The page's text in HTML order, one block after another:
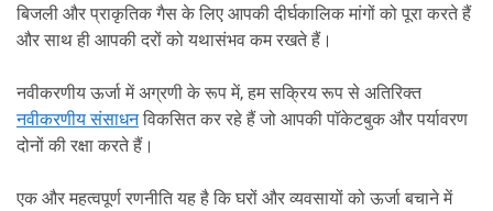
बिजली और प्राकृतिक गैस के लिए आपकी दीर्घकालिक मांगों को पूरा करते हैं
और साथ ही आपकी दरों को यथासंभव कम रखते हैं।
नवीकरणीय ऊर्जा में अग्रणी के रूप में, हम सक्रिय रूप से अतिरिक्त
नवीकरणीय संसाधनविकसित कर रहे हैं जो आपकी पॉकेटबुक और पर्यावरण
दोनों की रक्षा करते हैं।
एक और महत्वपूर्ण रणनीति यह है कि घरों और व्यवसायों को ऊर्जा बचाने में